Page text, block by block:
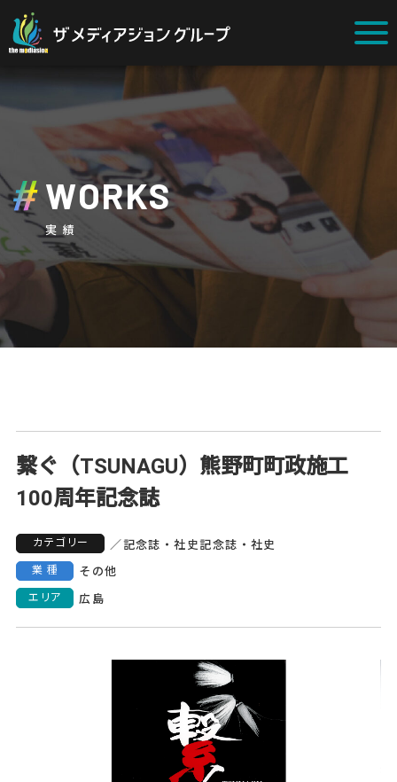
WORKS
実績
繋ぐ（TSUNAGU）熊野町町政施工
100周年記念誌
カテゴリー ／記念誌・社史記念誌・社史
業種 その他
エリア 広島